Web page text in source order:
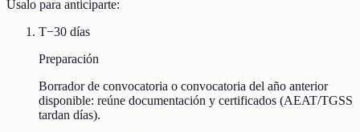
Úsalo para anticiparte:
T−30 días
Preparación
Borrador de convocatoria o convocatoria del año anterior
disponible: reúne documentación y certificados (AEAT/TGSS
tardan días).